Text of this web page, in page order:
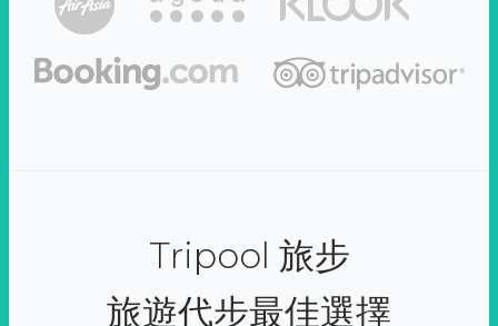
Tripool 旅步
旅遊代步最佳選擇